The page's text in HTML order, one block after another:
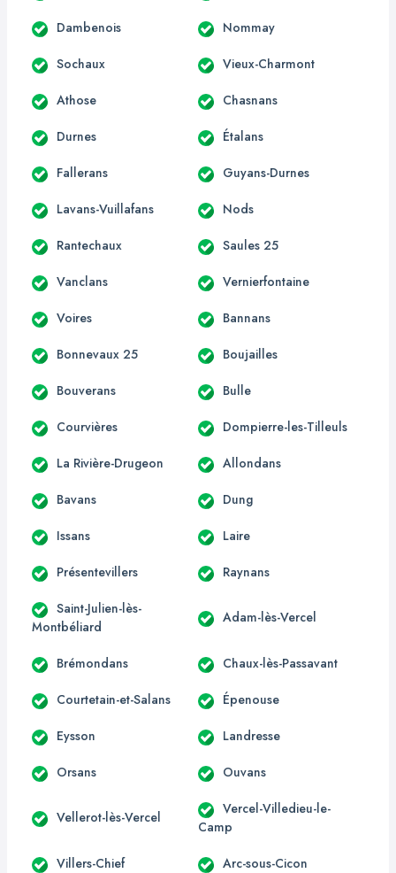
Dambenois Nommay
Sochaux Vieux-Charmont
Athose Chasnans
Durnes Étalans
Fallerans Guyans-Durnes
Lavans-Vuillafans Nods
Rantechaux Saules 25
Vanclans Vernierfontaine
Voires Bannans
Bonnevaux 25 Boujailles
Bouverans Bulle
Courvières Dompierre-les-Tilleuls
La Rivière-Drugeon Allondans
Bavans Dung
Issans Laire
Présentevillers Raynans
Saint-Julien-lès-
Montbéliard
Adam-lès-Vercel
Brémondans Chaux-lès-Passavant
Courtetain-et-Salans Épenouse
Eysson Landresse
Orsans Ouvans
Vellerot-lès-Vercel
Vercel-Villedieu-le-
Camp
Villers-Chief Arc-sous-Cicon